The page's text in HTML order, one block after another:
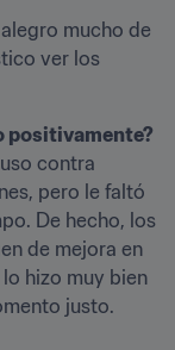
mucho de
ver los
positivamente?
contra
pero le faltó
De hecho, los
de mejora en
hizo muy bien
justo.